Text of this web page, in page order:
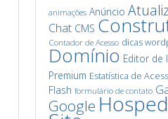
animações Anúncio
Chat CMS
Contador de Acesso dicas
Domínio Editor de
Premium Estatística de
Flash formulário de contato
Google